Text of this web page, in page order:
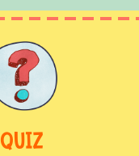
QUIZ